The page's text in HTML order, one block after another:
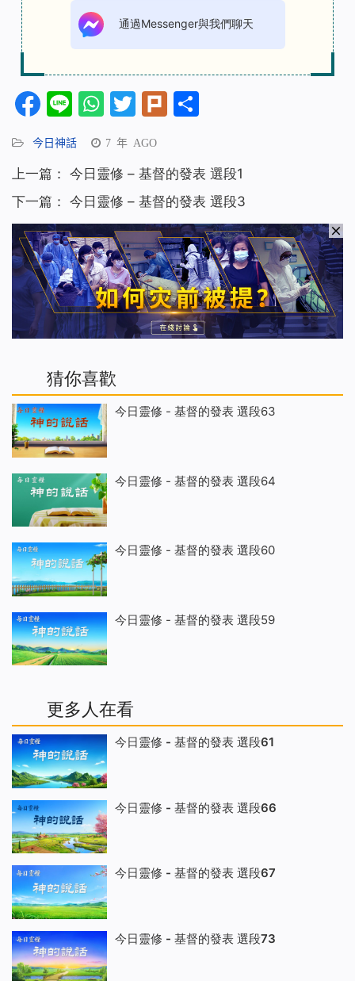
通過Messenger與我們聊天
Facebook
LineWhatsApp
Twitter
Plurk
今日神話 7 年 AGO
上一篇： 今日靈修 – 基督的發表 選段1
下一篇： 今日靈修 – 基督的發表 選段3
猜你喜歡
今日靈修 - 基督的發表 選段63
今日靈修 - 基督的發表 選段64
今日靈修 - 基督的發表 選段60
今日靈修 - 基督的發表 選段59
更多人在看
今日靈修 - 基督的發表 選段61
今日靈修 - 基督的發表 選段66
今日靈修 - 基督的發表 選段67
今日靈修 - 基督的發表 選段73